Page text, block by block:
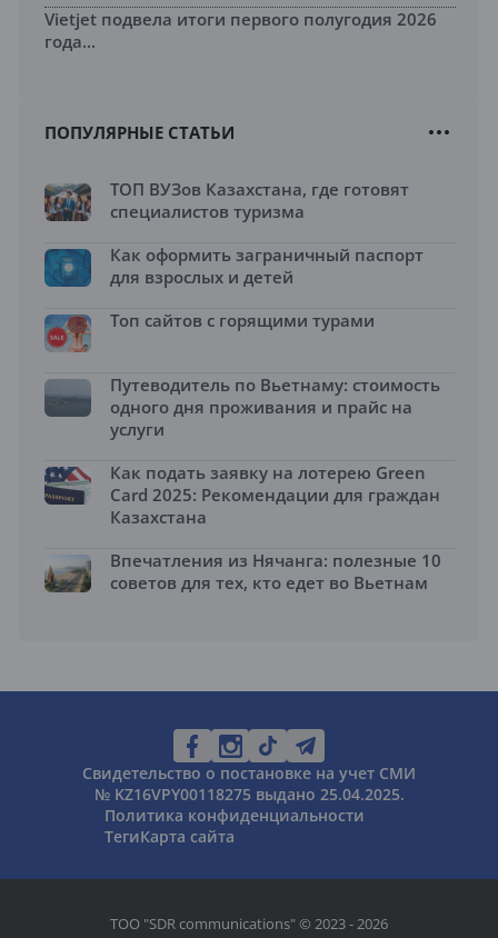
Vietjet подвела итоги первого полугодия 2026
года...
ПОПУЛЯРНЫЕ СТАТЬИ
ТОП ВУЗов Казахстана, где готовят
специалистов туризма
Как оформить заграничный паспорт
для взрослых и детей
Топ сайтов с горящими турами
Путеводитель по Вьетнаму: стоимость
одного дня проживания и прайс на
услуги
Как подать заявку на лотерею Green
Card 2025: Рекомендации для граждан
Казахстана
Впечатления из Нячанга: полезные 10
советов для тех, кто едет во Вьетнам
Свидетельство о постановке на учет СМИ
№ KZ16VPY00118275 выдано 25.04.2025.
Политика конфиденциальности
ТегиКарта сайта
ТОО "SDR communications" © 2023 - 2026